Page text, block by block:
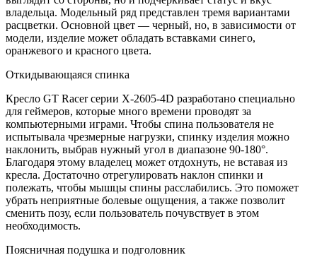
владельца. Модельный ряд представлен тремя вариантами
расцветки. Основной цвет — черный, но, в зависимости от
модели, изделие может обладать вставками синего,
оранжевого и красного цвета.
Откидывающаяся спинка
Кресло GT Racer серии X-2605-4D разработано специально
для геймеров, которые много времени проводят за
компьютерными играми. Чтобы спина пользователя не
испытывала чрезмерные нагрузки, спинку изделия можно
наклонить, выбрав нужный угол в диапазоне 90-180°.
Благодаря этому владелец может отдохнуть, не вставая из
кресла. Достаточно отрегулировать наклон спинки и
полежать, чтобы мышцы спины расслабились. Это поможет
убрать неприятные болевые ощущения, а также позволит
сменить позу, если пользователь почувствует в этом
необходимость.
Поясничная подушка и подголовник